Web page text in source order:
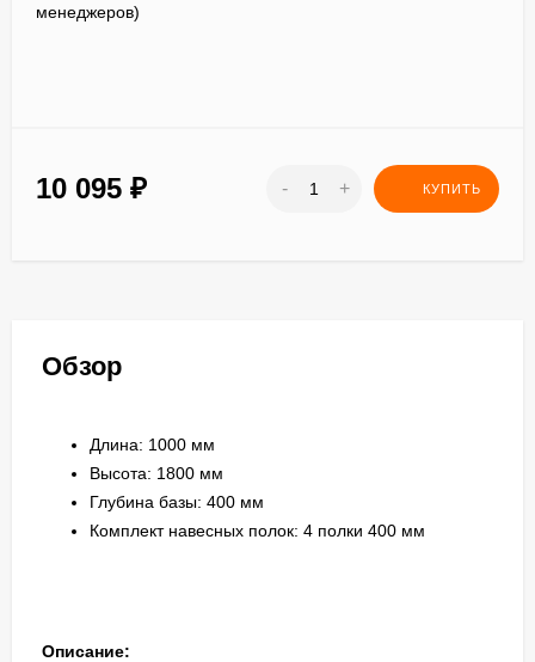
менеджеров)
10 095 ₽ - + КУПИТЬ
Обзор
Длина: 1000 мм
Высота: 1800 мм
Глубина базы: 400 мм
Комплект навесных полок: 4 полки 400 мм
Описание: